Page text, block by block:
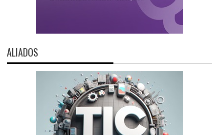
ALIADOS